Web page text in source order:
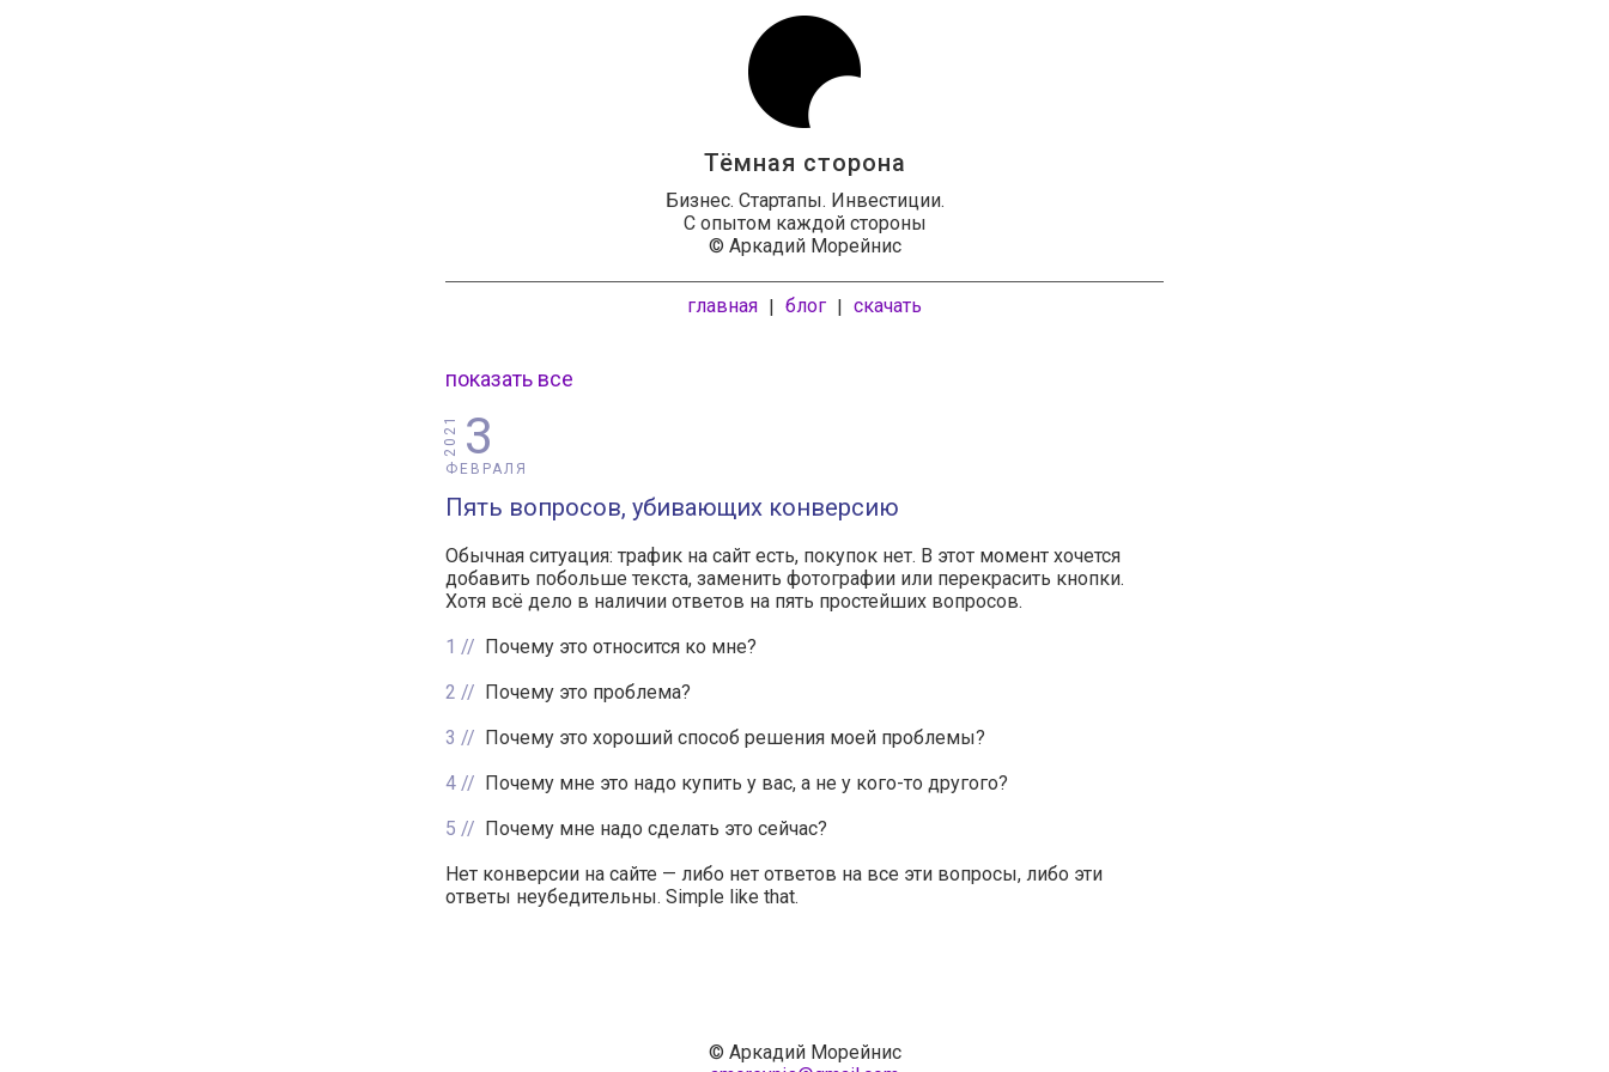
Тёмная сторона
Бизнес. Стартапы. Инвестиции.
С опытом каждой стороны
© Аркадий Морейнис
главная | блог | скачать
показать все
3
ФЕВРАЛЯ
2021
Пять вопросов, убивающих конверсию
Обычная ситуация: трафик на сайт есть, покупок нет. В этот момент хочется
добавить побольше текста, заменить фотографии или перекрасить кнопки.
Хотя всё дело в наличии ответов на пять простейших вопросов.
1
Почему это относится ко мне?
2
Почему это проблема?
3
Почему это хороший способ решения моей проблемы?
4
Почему мне это надо купить у вас, а не у кого-то другого?
5
Почему мне надо сделать это сейчас?
Нет конверсии на сайте — либо нет ответов на все эти вопросы, либо эти
ответы неубедительны. Simple like that.
© Аркадий Морейнис